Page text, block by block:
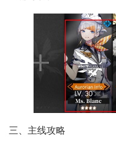
三、主线攻略